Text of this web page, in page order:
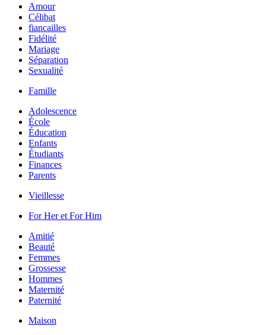
Amour
Célibat
fiancailles
Fidélité
Mariage
Séparation
Sexualité
Famille
Adolescence
École
Éducation
Enfants
Étudiants
Finances
Parents
Vieillesse
For Her et For Him
Amitié
Beauté
Femmes
Grossesse
Hommes
Maternité
Paternité
Maison